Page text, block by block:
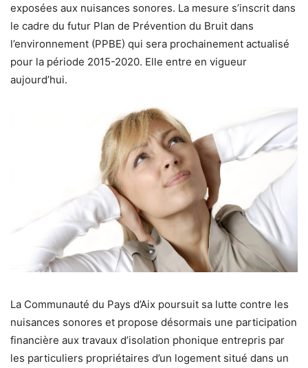
exposées aux nuisances sonores. La mesure s’inscrit dans
le cadre du futur Plan de Prévention du Bruit dans
l’environnement (PPBE) qui sera prochainement actualisé
pour la période 2015-2020. Elle entre en vigueur
aujourd’hui.
La Communauté du Pays d’Aix poursuit sa lutte contre les
nuisances sonores et propose désormais une participation
financière aux travaux d’isolation phonique entrepris par
les particuliers propriétaires d’un logement situé dans un